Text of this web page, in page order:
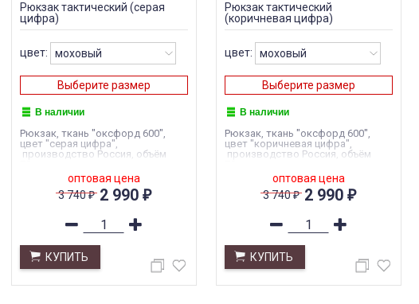
Рюкзак тактический (серая
цифра)
цвет:
Выберите размер
В наличии
Рюкзак, ткань "оксфорд 600",
цвет "серая цифра",
производство Россия, объём
оптовая цена
3 740₽ 2 990₽
КУПИТЬ
Рюкзак тактический
(коричневая цифра)
цвет:
Выберите размер
В наличии
Рюкзак, ткань "оксфорд 600",
цвет "коричневая цифра",
производство Россия, объём
оптовая цена
3 740₽ 2 990₽
КУПИТЬ